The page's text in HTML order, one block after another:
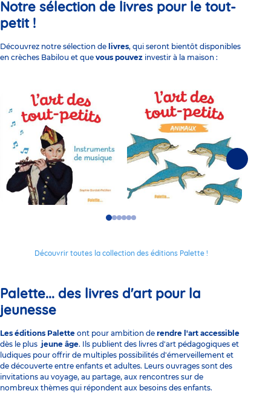
Notre sélection de livres pour le tout-
petit !
Découvrez notre sélection de livres, qui seront bientôt disponibles
en crèches Babilou et que vous pouvez investir à la maison :
Go
1
GoGo
3
Go
4
GoGo
Découvrir toutes la collection des éditions Palette !
Palette... des livres d'art pour la
jeunesse
Les éditions Palette ont pour ambition de rendre l'art accessible
dès le plus jeune âge. Ils publient des livres d'art pédagogiques et
ludiques pour offrir de multiples possibilités d'émerveillement et
de découverte entre enfants et adultes. Leurs ouvrages sont des
invitations au voyage, au partage, aux rencontres sur de
nombreux thèmes qui répondent aux besoins des enfants.